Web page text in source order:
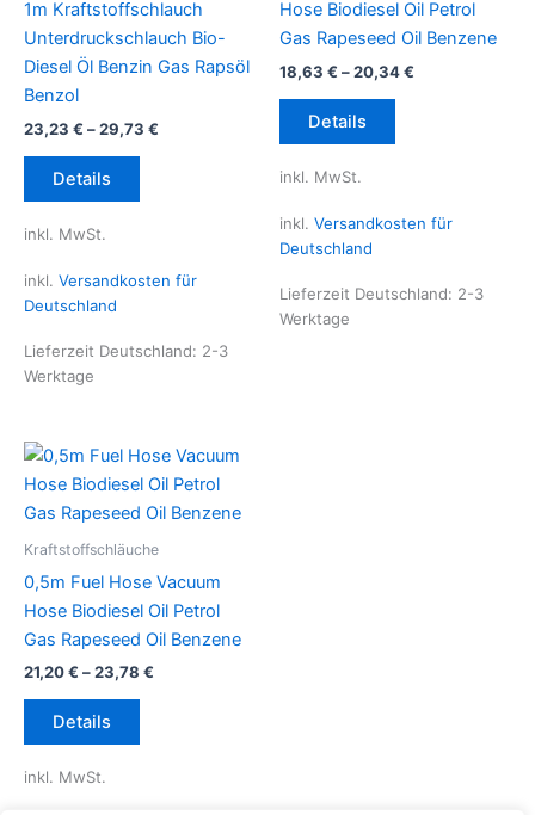
1m Kraftstoffschlauch
Unterdruckschlauch Bio-
Diesel Öl Benzin Gas Rapsöl
Benzol
23,23 € –29,73 €
Details
Dieses
Varianten
Optionen
der
Produktseite
gewählt
inkl. MwSt.
inkl. Versandkosten für
Deutschland
Lieferzeit Deutschland: 2-3
Werktage
Hose Biodiesel Oil Petrol
Gas Rapeseed Oil Benzene
18,63 € –20,34€
Details
Dieses
Varianten
Optionen
inkl. MwSt.
inkl. Versandkosten für
Deutschland
Lieferzeit Deutschland: 2-3
Werktage
Kraftstoffschläuche
0,5m Fuel Hose Vacuum
Hose Biodiesel Oil Petrol
Gas Rapeseed Oil Benzene
21,20€ –23,78 €
Details
Dieses
inkl. MwSt.